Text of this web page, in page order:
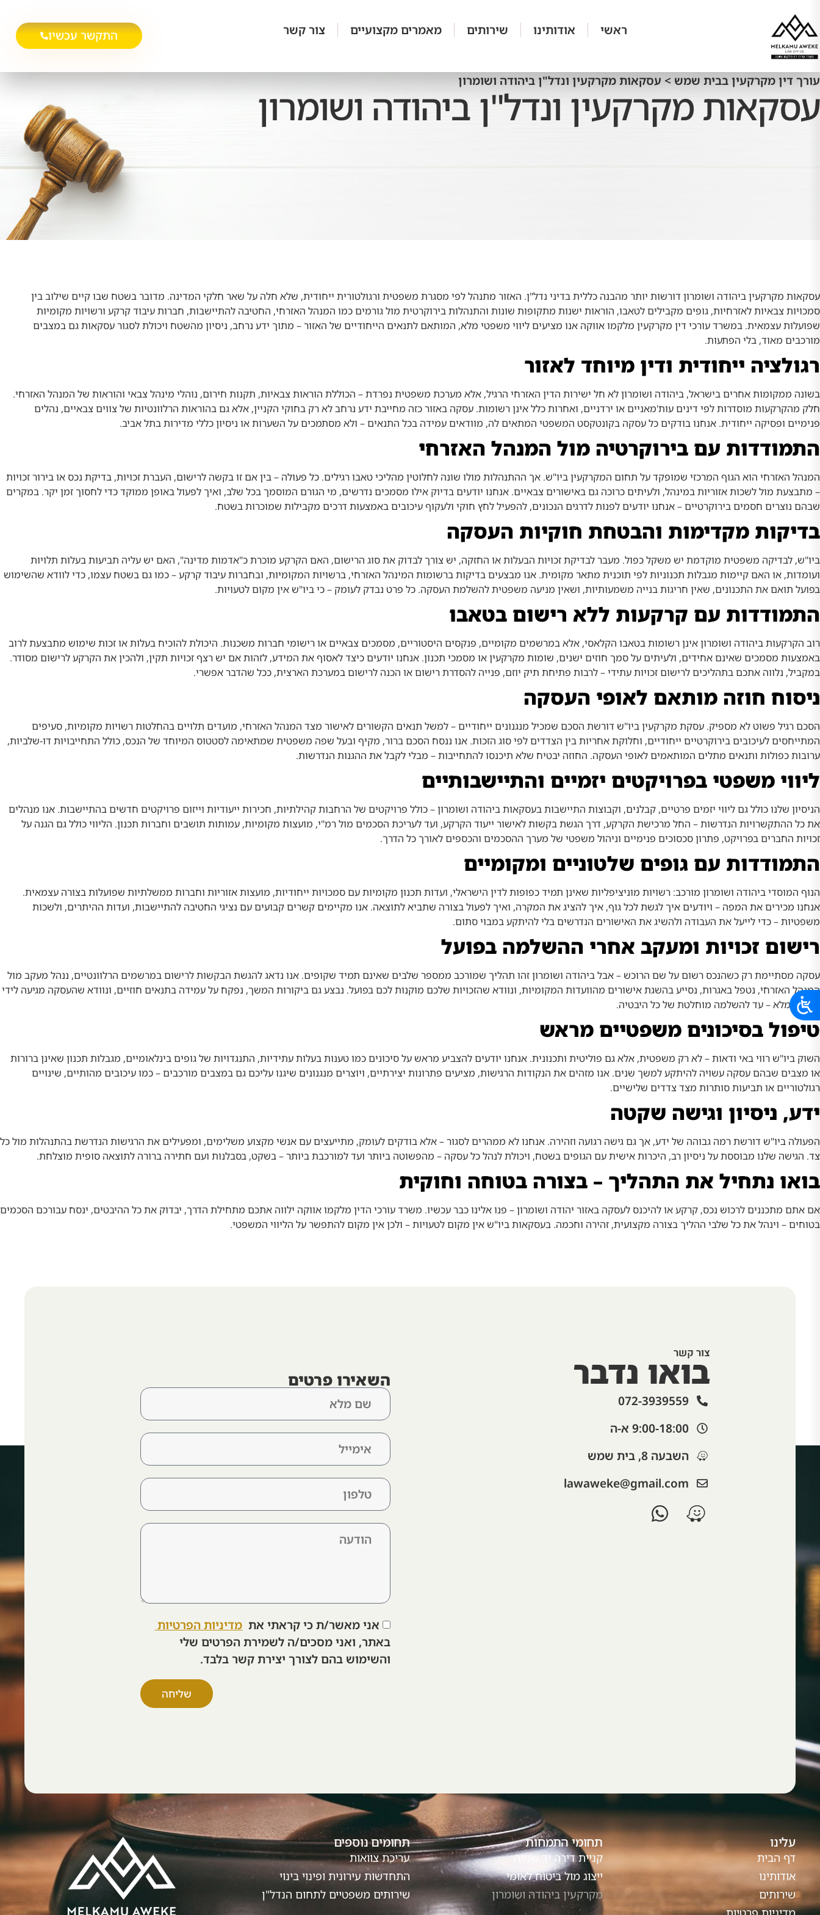
ראשי אודותינו שירותים מאמרים מקצועיים צור קשר התקשר עכשיו
עורך דין מקרקעין בבית שמש > עסקאות מקרקעין ונדל"ן ביהודה ושומרון
עסקאות מקרקעין ונדל"ן ביהודה ושומרון
עסקאות מקרקעין ביהודה ושומרון דורשות יותר מהבנה כללית בדיני נדל"ן. האזור מתנהל לפי מסגרת משפטית ורגולטורית ייחודית, שלא חלה על שאר חלקי המדינה. מדובר בשטח שבו קיים שילוב בין
סמכויות צבאיות לאזרחיות, גופים מקבילים לטאבו, הוראות ישנות מתקופות שונות והתנהלות בירוקרטית מול גורמים כמו המנהל האזרחי, החטיבה להתיישבות, חברות עיבוד קרקע ורשויות מקומיות
שפועלות עצמאית. במשרדעורכי דין מקרקעין מלקמו אווקה אנו מציעים ליווי משפטי מלא, המותאם לתנאים הייחודיים של האזור – מתוך ידע נרחב, ניסיון מהשטח ויכולת לסגור עסקאות גם במצבים
מורכבים מאוד, בלי הפתעות.
רגולציה ייחודית ודין מיוחד לאזור
בשונה ממקומות אחרים בישראל, ביהודה ושומרון לא חל ישירות הדין האזרחי הרגיל, אלא מערכת משפטית נפרדת – הכוללת הוראות צבאיות, תקנות חירום, נוהלי מינהל צבאי והוראות של המנהל האזרחי.
חלק מהקרקעות מוסדרות לפי דינים עות'מאניים או ירדניים, ואחרות כלל אינן רשומות. עסקה באזור כזה מחייבת ידע נרחב לא רק בחוקי הקניין, אלא גם בהוראות הרלוונטיות של צווים צבאיים, נהלים
פנימיים ופסיקה ייחודית. אנחנו בודקים כל עסקה בקונטקסט המשפטי המתאים לה, מוודאים עמידה בכל התנאים – ולא מסתמכים על השערות או ניסיון כללי מדירות בתל אביב.
התמודדות עם בירוקרטיה מול המנהל האזרחי
המנהל האזרחי הוא הגוף המרכזי שמופקד על תחום המקרקעין ביו"ש. אך ההתנהלות מולו שונה לחלוטין מהליכי טאבו רגילים. כל פעולה – בין אם זו בקשה לרישום, העברת זכויות, בדיקת נכס או בירור זכויות
– מתבצעת מול לשכות אזוריות במינהל, ולעיתים כרוכה גם באישורים צבאיים. אנחנו יודעים בדיוק אילו מסמכים נדרשים, מי הגורם המוסמך בכל שלב, ואיך לפעול באופן ממוקד כדי לחסוך זמן יקר. במקרים
שבהם נוצרים חסמים בירוקרטיים – אנחנו יודעים לפנות לדרגים הנכונים, להפעיל לחץ חוקי ולעקוף עיכובים באמצעות דרכים מקבילות שמוכרות בשטח.
בדיקות מקדימות והבטחת חוקיות העסקה
ביו"ש, לבדיקה משפטית מוקדמת יש משקל כפול. מעבר לבדיקת זכויות הבעלות או החזקה, יש צורך לבדוק את סוג הרישום, האם הקרקע מוכרת כ"אדמות מדינה", האם יש עליה תביעות בעלות תלויות
ועומדות, או האם קיימות מגבלות תכנוניות לפי תוכנית מתאר מקומית. אנו מבצעים בדיקות ברשומות המינהל האזרחי, ברשויות המקומיות, ובחברות עיבוד קרקע – כמו גם בשטח עצמו, כדי לוודא שהשימוש
בפועל תואם את התכנונים, שאין חריגות בנייה משמעותיות, ושאין מניעה משפטית להשלמת העסקה. כל פרט נבדק לעומק – כי ביו"ש אין מקום לטעויות.
התמודדות עם קרקעות ללא רישום בטאבו
רוב הקרקעות ביהודה ושומרון אינן רשומות בטאבו הקלאסי, אלא במרשמים מקומיים, פנקסים היסטוריים, מסמכים צבאיים או רישומי חברות משכנות. היכולת להוכיח בעלות או זכות שימוש מתבצעת לרוב
באמצעות מסמכים שאינם אחידים, ולעיתים על סמך חוזים ישנים, שומות מקרקעין או מסמכי תכנון. אנחנו יודעים כיצד לאסוף את המידע, לזהות אם יש רצף זכויות תקין, ולהכין את הקרקע לרישום מסודר.
במקביל, נלווה אתכם בתהליכים לרישום זכויות עתידי – לרבות פתיחת תיק יוזם, פנייה להסדרת רישום או הכנה לרישום במערכת הארצית, ככל שהדבר אפשרי.
ניסוח חוזה מותאם לאופי העסקה
הסכם רגיל פשוט לא מספיק. עסקת מקרקעין ביו"ש דורשת הסכם שמכיל מנגנונים ייחודיים – למשל תנאים הקשורים לאישור מצד המנהל האזרחי, מועדים תלויים בהחלטות רשויות מקומיות, סעיפים
המתייחסים לעיכובים בירוקרטיים ייחודיים, וחלוקת אחריות בין הצדדים לפי סוג הזכות. אנו ננסח הסכם ברור, מקיף ובעל שפה משפטית שמתאימה לסטטוס המיוחד של הנכס, כולל התחייבויות דו-שלביות,
ערובות כפולות ותנאים מתלים המותאמים לאופי העסקה. החוזה יבטיח שלא תיכנסו להתחייבות – מבלי לקבל את ההגנות הנדרשות.
ליווי משפטי בפרויקטים יזמיים והתיישבותיים
הניסיון שלנו כולל גם ליווי יזמים פרטיים, קבלנים, וקבוצות התיישבות בעסקאות ביהודה ושומרון – כולל פרויקטים של הרחבות קהילתיות, חכירות ייעודיות וייזום פרויקטים חדשים בהתיישבות. אנו מנהלים
את כל ההתקשרויות הנדרשות – החל מרכישת הקרקע, דרך הגשת בקשות לאישור ייעוד הקרקע, ועד לעריכת הסכמים מול רמ"י, מועצות מקומיות, עמותות תושבים וחברות תכנון. הליווי כולל גם הגנה על
זכויות החברים בפרויקט, פתרון סכסוכים פנימיים וניהול משפטי של מערך ההסכמים והכספים לאורך כל הדרך.
התמודדות עם גופים שלטוניים ומקומיים
הנוף המוסדי ביהודה ושומרון מורכב: רשויות מוניציפליות שאינן תמיד כפופות לדין הישראלי, ועדות תכנון מקומיות עם סמכויות ייחודיות, מועצות אזוריות וחברות ממשלתיות שפועלות בצורה עצמאית.
אנחנו מכירים את המפה – ויודעים איך לגשת לכל גוף, איך להציג את המקרה, ואיך לפעול בצורה שתביא לתוצאה. אנו מקיימים קשרים קבועים עם נציגי החטיבה להתיישבות, ועדות ההיתרים, ולשכות
משפטיות – כדי לייעל את העבודה ולהשיג את האישורים הנדרשים בלי להיתקע במבוי סתום.
רישום זכויות ומעקב אחרי ההשלמה בפועל
עסקה מסתיימת רק כשהנכס רשום על שם הרוכש – אבל ביהודה ושומרון זהו תהליך שמורכב ממספר שלבים שאינם תמיד שקופים. אנו נדאג להגשת הבקשות לרישום במרשמים הרלוונטיים, ננהל מעקב מול
המנהל האזרחי, נטפל באגרות, נסייע בהשגת אישורים מהוועדות המקומיות, ונוודא שהזכויות שלכם מוקנות לכם בפועל. נבצע גם ביקורות המשך, נפקח על עמידה בתנאים חוזיים, ונוודא שהעסקה מגיעה לידי
מימוש מלא – עד להשלמה מוחלטת של כל היבטיה.
טיפול בסיכונים משפטיים מראש
השוק ביו"ש רווי באי ודאות – לא רק משפטית, אלא גם פוליטית ותכנונית. אנחנו יודעים להצביע מראש על סיכונים כמו טענות בעלות עתידיות, התנגדויות של גופים בינלאומיים, מגבלות תכנון שאינן ברורות
או מצבים שבהם עסקה עשויה להיתקע למשך שנים. אנו מזהים את הנקודות הרגישות, מציעים פתרונות יצירתיים, ויוצרים מנגנונים שיגנו עליכם גם במצבים מורכבים – כמו עיכובים מהותיים, שינויים
רגולטוריים או תביעות סותרות מצד צדדים שלישיים.
ידע, ניסיון וגישה שקטה
הפעולה ביו"ש דורשת רמה גבוהה של ידע, אך גם גישה רגועה וזהירה. אנחנו לא ממהרים לסגור – אלא בודקים לעומק, מתייעצים עם אנשי מקצוע משלימים, ומפעילים את הרגישות הנדרשת בהתנהלות מול כל
צד. הגישה שלנו מבוססת על ניסיון רב, היכרות אישית עם הגופים בשטח, ויכולת לנהל כל עסקה – מהפשוטה ביותר ועד למורכבת ביותר – בשקט, בסבלנות ועם חתירה ברורה לתוצאה סופית מוצלחת.
בואו נתחיל את התהליך – בצורה בטוחה וחוקית
אם אתם מתכננים לרכוש נכס, קרקע או להיכנס לעסקה באזור יהודה ושומרון – פנו אלינו כבר עכשיו. משרד עורכי הדין מלקמו אווקה ילווה אתכם מתחילת הדרך, יבדוק את כל ההיבטים, ינסח עבורכם הסכמים
בטוחים – וינהל את כל שלבי ההליך בצורה מקצועית, זהירה וחכמה. בעסקאות ביו"ש אין מקום לטעויות – ולכן אין מקום להתפשר על הליווי המשפטי.
צור קשר
בואו נדבר
072-3939559
9:00-18:00 א-ה​
השבעה 8, בית שמש
‫lawaweke@gmail.com‬
השאירו פרטים
אני מאשר/ת כי קראתי את מדיניות הפרטיות
באתר, ואני מסכים/ה לשמירת הפרטים שלי
והשימוש בהם לצורך יצירת קשר בלבד.
שליחה
עלינו
דף הבית
אודותינו
שירותים
תחומי התמחות
קניית דירה יד שנייה
ייצוג מול ביטוח לאומי
מקרקעין ביהודה ושומרון
תחומים נוספים
עריכת צוואות
התחדשות עירונית ופינוי בינוי
שירותים משפטיים לתחום הנדל"ן